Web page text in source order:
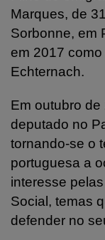
Marques, de
Sorbonne, em
em 2017
Echternach.
Em outubro
deputado no
tornando-se o
portuguesa a
interesse
Social, temas
defender no